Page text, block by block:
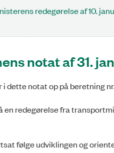
redegørelse af 10.
notat af 31.
i dette notat op på beretning
en redegørelse fra
følge udviklingen og